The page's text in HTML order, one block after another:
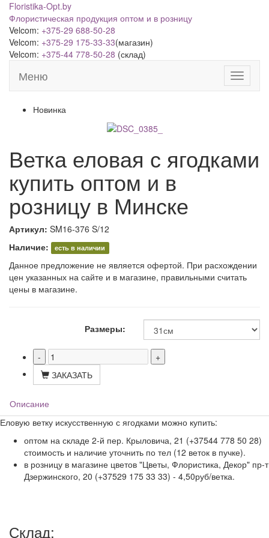
Floristika-Opt.by
Флористическая продукция оптом и в розницу
Velcom: +375-29 688-50-28
Velcom: +375-29 175-33-33(магазин)
Velcom: +375-44 778-50-28 (склад)
Меню
Новинка
Ветка еловая с ягодками
купить оптом и в
розницу в Минске
Артикул: SM16-376 S/12
Наличие:
есть в наличии
Данное предложение не является офертой. При расхождении
цен указанных на сайте и в магазине, правильными считать
цены в магазине.
Размеры:
ЗАКАЗАТЬ
Описание
Еловую ветку искусственную с ягодками можно купить:
оптом на складе 2-й пер. Крыловича, 21 (+37544 778 50 28)
стоимость и наличие уточнить по тел (12 веток в пучке).
в розницу в магазине цветов "Цветы, Флористика, Декор" пр-т
Дзержинского, 20 (+37529 175 33 33) - 4,50руб/ветка.
Склад: